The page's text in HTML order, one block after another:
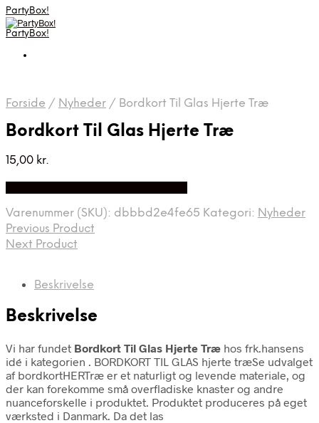
PartyBox!
PartyBox!
Forside / Nyheder / Bordkort Til Glas Hjerte Træ
Bordkort Til Glas Hjerte Træ
15,00 kr.
Varenummer (SKU): dbbbd2e4fe65 Kategori: Nyheder
Previous Product
Next Product
Beskrivelse
Beskrivelse
Vi har fundet Bordkort Til Glas Hjerte Træ hos frk.hansens
idé i kategorien . BORDKORT TIL GLAS hjerte træSe udvalget
af bordkortHERTræ er et naturligt og levende materiale, og
der kan forekomme små overfladiske knaster og andre
nuanceforskelle i produktet. Produktet produceres på eget
værksted i Danmark. Da det las